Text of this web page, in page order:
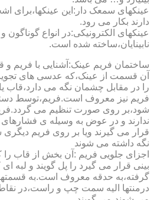
عینکهای سمعک دار:این
دارند بکار می رود.
عینکهای الکترونیکی:در انواع
نابینایان،ساخته شده است.
ساختمان فریم عینک:آشنایی با فریم
آن قسمت از عینک،که عدسی های
را در مقابل چشمان نگه می دارد،قاب
فریم نیز معروف است.فریم،توسط
شود،بر روی صورت تنظیم می
ندارند و در عوض به وسیله ی
قرار می گیرند ویا بر روی فریم
نگه داشته می شوند
اجزای جلویی فریم :آن بخش از قاب
بینی قرار می گیرد را پل گویند و لبه ای
گرفته،به حدقه معروف است.به
درمنتها الیه سمت چپ و راست،در